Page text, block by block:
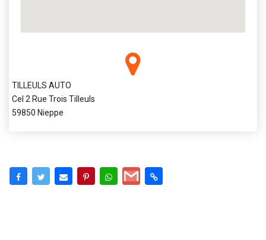
TILLEULS AUTO
Cel 2 Rue Trois Tilleuls
59850 Nieppe